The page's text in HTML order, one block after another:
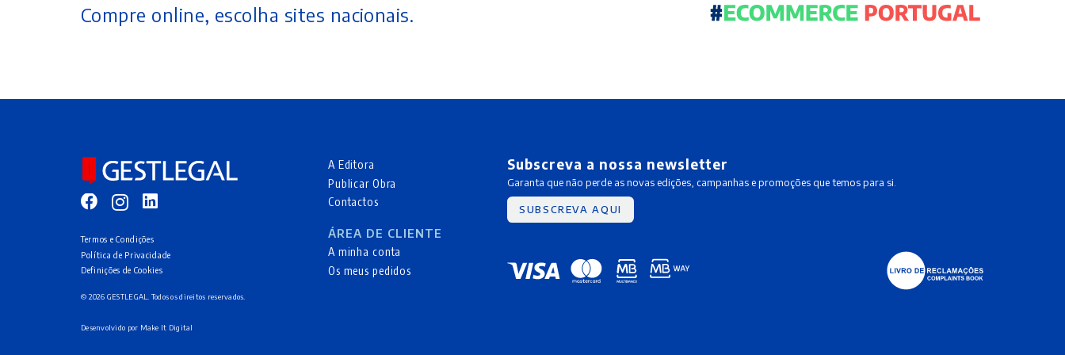
Compre online, escolha sites nacionais.
Termos e Condições
Política de Privacidade
Definições de Cookies
© 2026 GESTLEGAL. Todos os direitos reservados.
Desenvolvido por Make It Digital
A Editora
Publicar Obra
Contactos
ÁREA DE CLIENTE
A minha conta
Os meus pedidos
Subscreva a nossa newsletter
Garanta que não perde as novas edições, campanhas e promoções que temos para si.
SUBSCREVA AQUI